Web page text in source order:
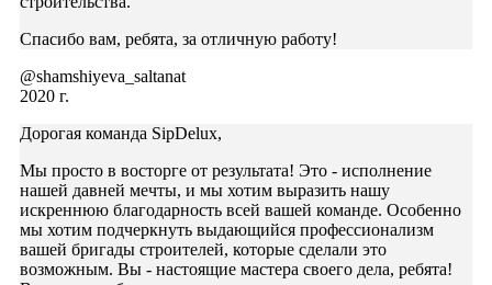
Спасибо вам, ребята, за отличную работу!
@shamshiyeva_saltanat
2020 г.
Дорогая команда SipDelux,
Мы просто в восторге от результата! Это - исполнение
нашей давней мечты, и мы хотим выразить нашу
искреннюю благодарность всей вашей команде. Особенно
мы хотим подчеркнуть выдающийся профессионализм
вашей бригады строителей, которые сделали это
возможным. Вы - настоящие мастера своего дела, ребята!